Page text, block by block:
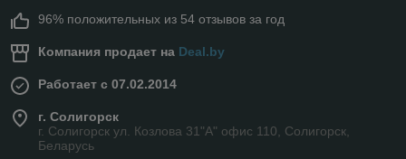
96% положительных из 54 отзывов за год
Компания продает на Deal.by
Работает с 07.02.2014
г. Солигорск
г. Солигорск ул. Козлова 31"А" офис 110, Солигорск,
Беларусь